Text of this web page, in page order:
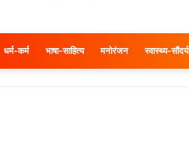
धर्म-कर्म भाषा-साहित्य मनोरंजन स्वास्थ्य-सौंदर्य